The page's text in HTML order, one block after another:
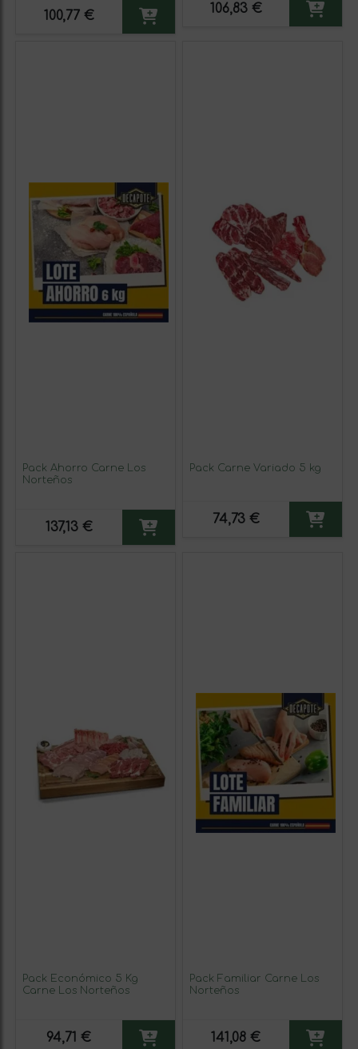
100,77 €
106,83 €
Pack Ahorro Carne Los
Norteños
137,13 €
Pack Carne Variado 5 kg
74,73 €
Pack Económico 5 Kg
Carne Los Norteños
94,71 €
Pack Familiar Carne Los
Norteños
141,08 €